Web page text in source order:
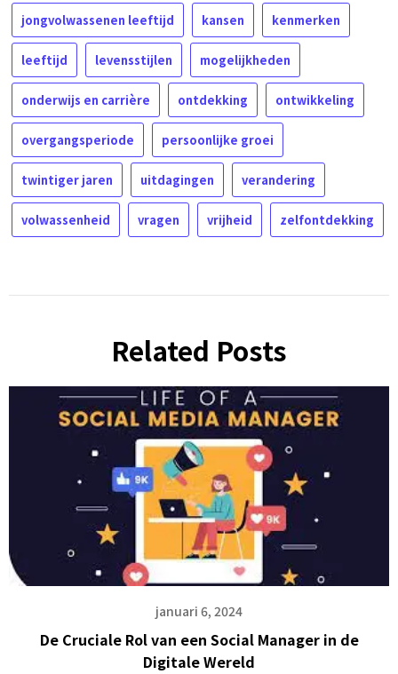
jongvolwassenen leeftijd kansen kenmerken
leeftijd levensstijlen mogelijkheden
onderwijs en carrière ontdekking ontwikkeling
overgangsperiode persoonlijke groei
twintiger jaren uitdagingen verandering
volwassenheid vragen vrijheid zelfontdekking
Related Posts
januari 6, 2024
De Cruciale Rol van een Social Manager in de
Digitale Wereld